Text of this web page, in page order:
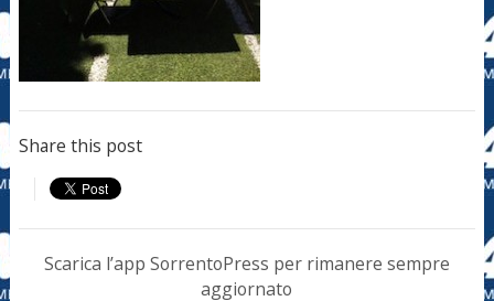
Share this post
Scarica l’app SorrentoPress per rimanere sempre
aggiornato